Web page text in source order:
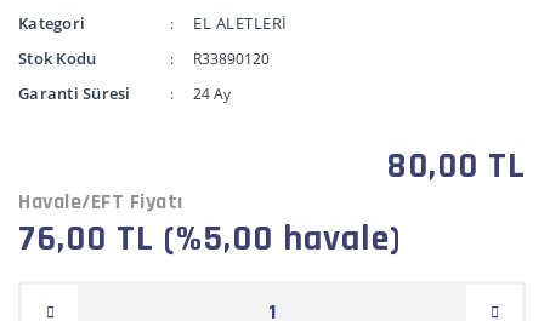
Kategori
EL ALETLERİ
Stok Kodu
R33890120
Garanti Süresi 24 Ay
80,00 TL
Havale/EFT Fiyatı
76,00 TL (%5,00 havale)